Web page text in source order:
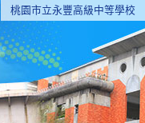
桃園市立永豐高級中等學校